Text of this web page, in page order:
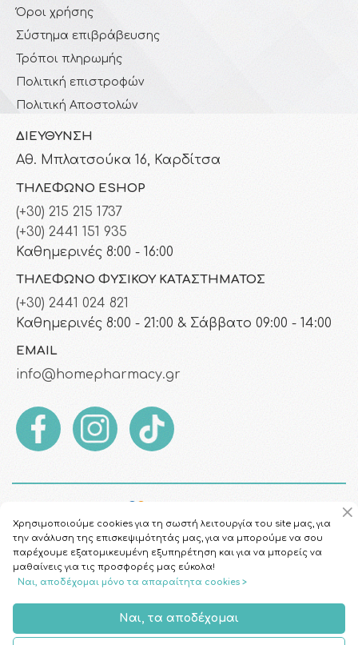
Όροι χρήσης
Σύστημα επιβράβευσης
Τρόποι πληρωμής
Πολιτική επιστροφών
Πολιτική Αποστολών
ΔΙΕΎΘΥΝΣΗ
Αθ. Μπλατσούκα 16, Καρδίτσα
ΤΗΛΈΦΩΝΟ ESHOP
(+30) 215 215 1737
(+30) 2441 151 935
Καθημερινές 8:00 - 16:00
ΤΗΛΈΦΩΝΟ ΦΥΣΙΚΟΎ ΚΑΤΑΣΤΉΜΑΤΟΣ
(+30) 2441 024 821
Καθημερινές 8:00 - 21:00 & Σάββατο 09:00 - 14:00
EMAIL
info@homepharmacy.gr
Χρησιμοποιούμε cookies για τη σωστή λειτουργία του site μας, για
την ανάλυση της επισκεψιμότητάς μας, για να μπορούμε να σου
παρέχουμε εξατομικευμένη εξυπηρέτηση και για να μπορείς να
μαθαίνεις για τις προσφορές μας εύκολα!
Ναι, αποδέχομαι μόνο τα απαραίτητα cookies >
Ναι, τα αποδέχομαι